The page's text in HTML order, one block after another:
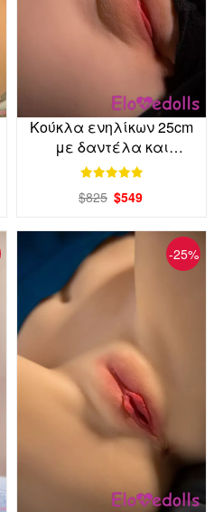
Κούκλα ενηλίκων 25cm
με δαντέλα και
συμπαγή κορμό Factory
$825 $549
-25%